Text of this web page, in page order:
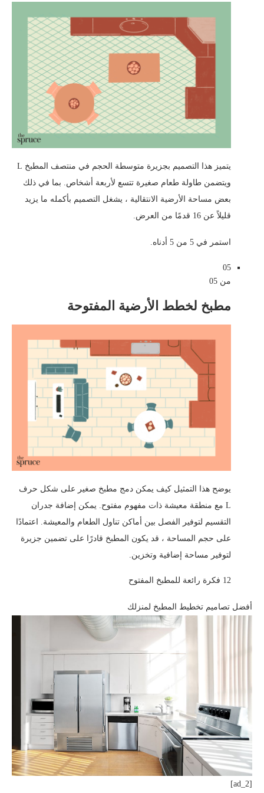
يتميز هذا التصميم بجزيرة متوسطة الحجم في منتصف المطبخ L
ويتضمن طاولة طعام صغيرة تتسع لأربعة أشخاص. بما في ذلك
بعض مساحة الأرضية الانتقالية ، يشغل التصميم بأكمله ما يزيد
قليلاً عن 16 قدمًا من العرض.
استمر في 5 من 5 أدناه.
05
من 05
مطبخ لخطط الأرضية المفتوحة
يوضح هذا التمثيل كيف يمكن دمج مطبخ صغير على شكل حرف
L مع منطقة معيشة ذات مفهوم مفتوح. يمكن إضافة جدران
التقسيم لتوفير الفصل بين أماكن تناول الطعام والمعيشة. اعتمادًا
على حجم المساحة ، قد يكون المطبخ قادرًا على تضمين جزيرة
لتوفير مساحة إضافية وتخزين.
12 فكرة رائعة للمطبخ المفتوح
أفضل تصاميم تخطيط المطبخ لمنزلك
[ad_2]